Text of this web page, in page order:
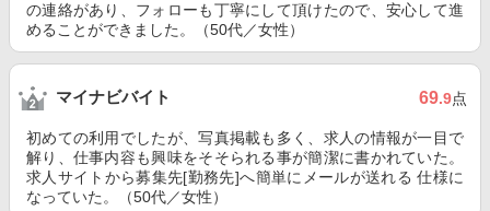
の連絡があり、フォローも丁寧にして頂けたので、安心して進
めることができました。（50代／女性）
マイナビバイト 69.9点
初めての利用でしたが、写真掲載も多く、求人の情報が一目で
解り、仕事内容も興味をそそられる事が簡潔に書かれていた。
求人サイトから募集先[勤務先]へ簡単にメールが送れる 仕様に
なっていた。（50代／女性）